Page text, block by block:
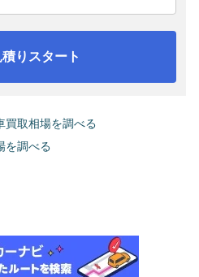
積りスタート
買取相場を調べる
を調べる